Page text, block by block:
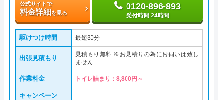
公式サイトで
料金詳細を見る
0120-896-893
受付時間 24時間
駆けつけ時間 最短30分
出張見積もり
見積もり無料 ※お見積りの為にお伺いは致し
ません
作業料金 トイレ詰まり：8,800円～
キャンペーン ―